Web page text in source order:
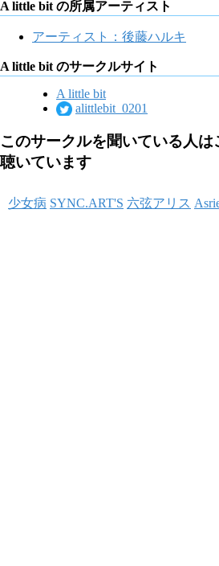
A little bit の所属アーティスト
アーティスト：後藤ハルキ
A little bit のサークルサイト
A little bit
alittlebit_0201
このサークルを聞いている人
聴いています
少女病 SYNC.ART'S 六弦アリス